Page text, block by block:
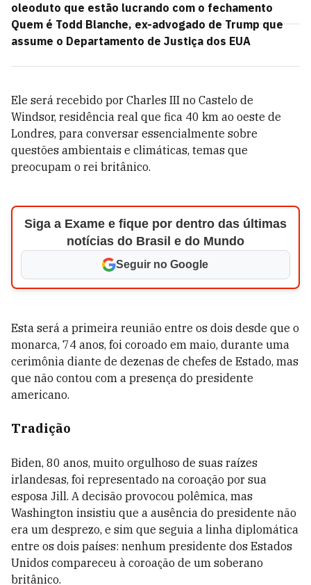
oleoduto que estão lucrando com o fechamento
Quem é Todd Blanche, ex-advogado de Trump que
assume o Departamento de Justiça dos EUA
Ele será recebido por Charles III no Castelo de
Windsor, residência real que fica 40 km ao oeste de
Londres, para conversar essencialmente sobre
questões ambientais e climáticas, temas que
preocupam o rei britânico.
Siga a Exame e fique por dentro das últimas
notícias do Brasil e do Mundo
Seguir no Google
Esta será a primeira reunião entre os dois desde que o
monarca, 74 anos, foi coroado em maio, durante uma
cerimônia diante de dezenas de chefes de Estado, mas
que não contou com a presença do presidente
americano.
Tradição
Biden, 80 anos, muito orgulhoso de suas raízes
irlandesas, foi representado na coroação por sua
esposa Jill. A decisão provocou polêmica, mas
Washington insistiu que a ausência do presidente não
era um desprezo, e sim que seguia a linha diplomática
entre os dois países: nenhum presidente dos Estados
Unidos compareceu à coroação de um soberano
britânico.